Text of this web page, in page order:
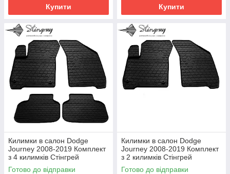
Купити Купити
Килимки в салон Dodge
Journey 2008-2019 Комплект
з 4 килимків Стінгрей
Готово до відправки
Килимки в салон Dodge
Journey 2008-2019 Комплект
з 2 килимків Стінгрей
Готово до відправки